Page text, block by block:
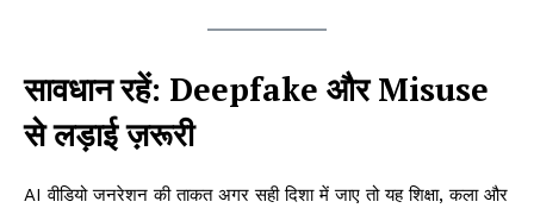
सावधान रहें: Deepfake और Misuse
से लड़ाई ज़रूरी
AI वीडियो जनरेशन की ताकत अगर सही दिशा में जाए तो यह शिक्षा, कला और